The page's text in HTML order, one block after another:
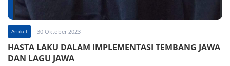
Artikel 30 Oktober 2023
HASTA LAKU DALAM IMPLEMENTASI TEMBANG JAWA
DAN LAGU JAWA